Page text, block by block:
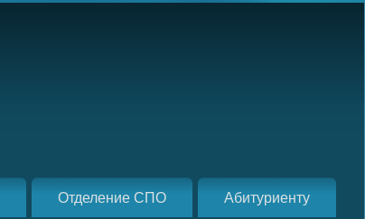
Отделение СПО Абитуриенту